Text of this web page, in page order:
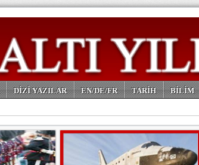
DİZİ YAZILAR EN/DE/FR TARİH BİLİM